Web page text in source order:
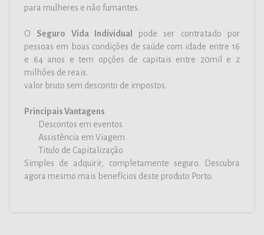
para mulheres e não fumantes.
O Seguro Vida Individual
pode ser contratado por
pessoas em boas condições de saúde com idade entre 16
e 64 anos e tem opções de capitais entre 20mil e 2
milhões de reais.
valor bruto sem desconto de impostos.
Principais Vantagens
Descontos em eventos
Assistência em Viagem
Titulo de Capitalização
Simples de adquirir, completamente seguro. Descubra
agora mesmo mais benefícios deste produto Porto.